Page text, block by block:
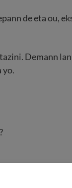
de eta ou,
Demann
yo.